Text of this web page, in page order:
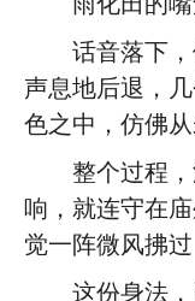
话音落下
声息地后退，
色之中，仿佛从
整个过程
响，就连守在
觉一阵微风拂
这份身法，